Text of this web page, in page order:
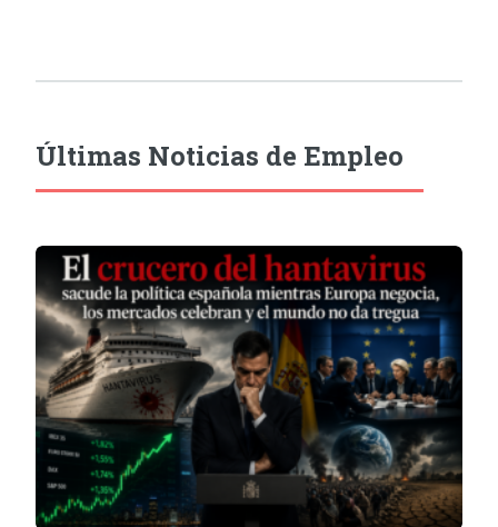
Últimas Noticias de Empleo